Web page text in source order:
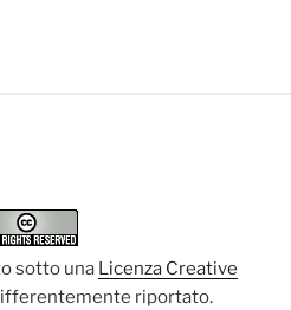
sotto una Licenza Creative
riportato.